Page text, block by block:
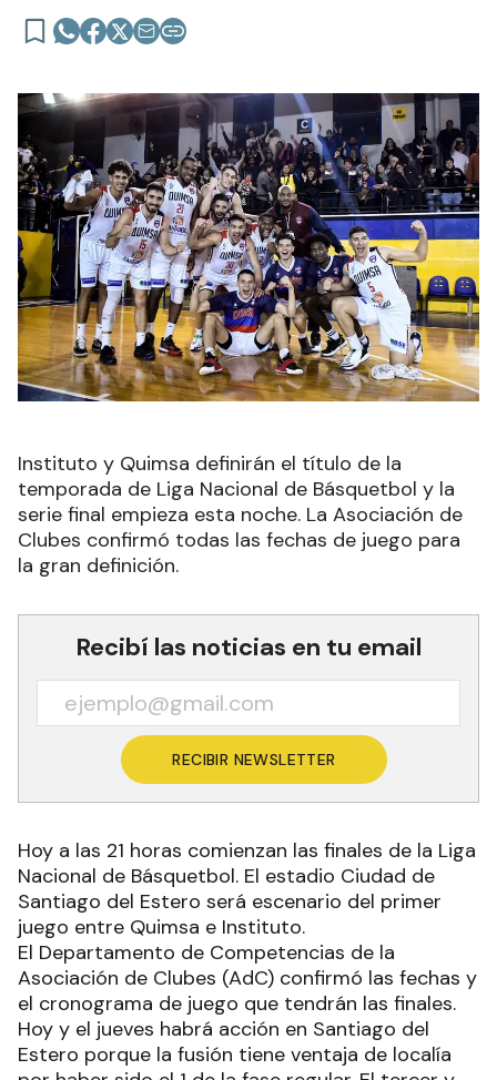
Instituto y Quimsa definirán el título de la
temporada de Liga Nacional de Básquetbol y la
serie final empieza esta noche. La Asociación de
Clubes confirmó todas las fechas de juego para
la gran definición.
Recibí las noticias en tu email
RECIBIR NEWSLETTER
Hoy a las 21 horas comienzan las finales de la Liga
Nacional de Básquetbol. El estadio Ciudad de
Santiago del Estero será escenario del primer
juego entre Quimsa e Instituto.
El Departamento de Competencias de la
Asociación de Clubes (AdC) confirmó las fechas y
el cronograma de juego que tendrán las finales.
Hoy y el jueves habrá acción en Santiago del
Estero porque la fusión tiene ventaja de localía